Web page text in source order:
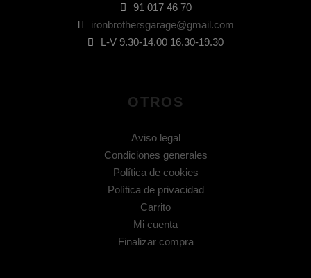
91 017 46 70
ironbrothersgarage@gmail.com
L-V 9.30-14.00 16.30-19.30
OTROS
Aviso legal
Condiciones generales
Política de cookies
Política de privacidad
Carrito
Mi cuenta
Finalizar compra